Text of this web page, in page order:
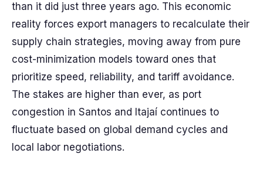
than it did just three years ago. This economic
reality forces export managers to recalculate their
supply chain strategies, moving away from pure
cost-minimization models toward ones that
prioritize speed, reliability, and tariff avoidance.
The stakes are higher than ever, as port
congestion in Santos and Itajaí continues to
fluctuate based on global demand cycles and
local labor negotiations.